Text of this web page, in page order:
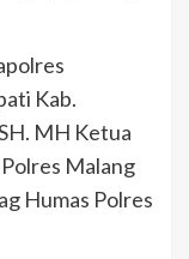
Kab.
MH Ketua
Malang
Humas Polres